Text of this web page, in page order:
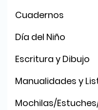
Cuadernos
Día del Niño
Escritura y Dibujo
Manualidades y
Mochilas/